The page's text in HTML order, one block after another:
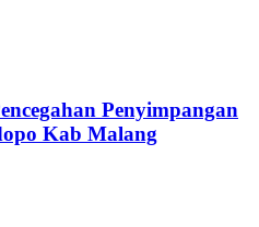
Penyimpangan
Kab Malang